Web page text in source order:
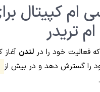
کپیتال
تریدر
لندن
را گسترش دهد و در بیش از